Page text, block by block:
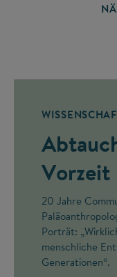
Vorzeit
20 Jahre
Porträt:
menschliche
Generationen“.